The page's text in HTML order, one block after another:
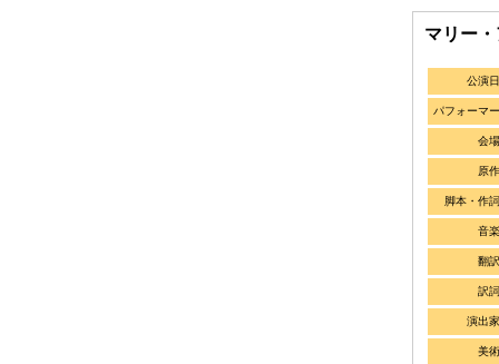
マリー
公演日
パフォーマー
会場
原作
脚本・作詞
音楽
翻訳
訳詞
演出家
美術